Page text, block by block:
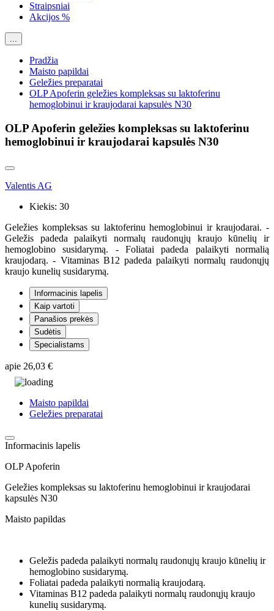
Straipsniai
Akcijos %
...
Pradžia
Maisto papildai
Geležies preparatai
OLP Apoferin geležies kompleksas su laktoferinu
hemoglobinui ir kraujodarai kapsulės N30
OLP Apoferin geležies kompleksas su laktoferinu
hemoglobinui ir kraujodarai kapsulės N30
Valentis AG
Kiekis: 30
Geležies kompleksas su laktoferinu hemoglobinui ir kraujodarai. -
Geležis padeda palaikyti normalų raudonųjų kraujo kūnelių ir
hemoglobino susidarymą. - Foliatai padeda palaikyti normalią
kraujodarą. - Vitaminas B12 padeda palaikyti normalų raudonųjų
kraujo kunelių susidarymą.
Informacinis lapelis
Kaip vartoti
Panašios prekės
Sudėtis
Specialistams
apie 26,03 €
Maisto papildai
Geležies preparatai
Informacinis lapelis
OLP Apoferin
Geležies kompleksas su laktoferinu hemoglobinui ir kraujodarai
kapsulės N30
Maisto papildas
Geležis padeda palaikyti normalų raudonųjų kraujo kūnelių ir
hemoglobino susidarymą.
Foliatai padeda palaikyti normalią kraujodarą.
Vitaminas B12 padeda palaikyti normalų raudonųjų kraujo
kunelių susidarymą.